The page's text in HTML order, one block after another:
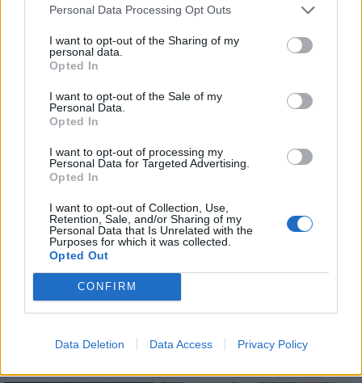
Personal Data Processing Opt Outs
I want to opt-out of the Sharing of my
personal data.
Opted In
I want to opt-out of the Sale of my
Personal Data.
Opted In
I want to opt-out of processing my
Personal Data for Targeted Advertising.
Opted In
I want to opt-out of Collection, Use,
Retention, Sale, and/or Sharing of my
Personal Data that Is Unrelated with the
Purposes for which it was collected.
Opted Out
CONFIRM
Data Deletion Data Access Privacy Policy
AJÁNLJUK MÉG
Amire többmillióan vártunk: szombattól másodfokúra
csökken a riasztás